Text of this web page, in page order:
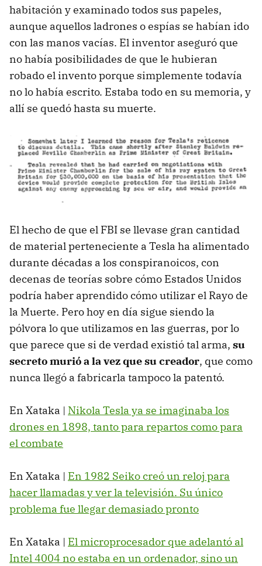
habitación y examinado todos sus papeles,
aunque aquellos ladrones o espías se habían ido
con las manos vacías. El inventor aseguró que
no había posibilidades de que le hubieran
robado el invento porque simplemente todavía
no lo había escrito. Estaba todo en su memoria, y
allí se quedó hasta su muerte.
El hecho de que el FBI se llevase gran cantidad
de material perteneciente a Tesla ha alimentado
durante décadas a los conspiranoicos, con
decenas de teorías sobre cómo Estados Unidos
podría haber aprendido cómo utilizar el Rayo de
la Muerte. Pero hoy en día sigue siendo la
pólvora lo que utilizamos en las guerras, por lo
que parece que si de verdad existió tal arma, su
secreto murió a la vez que su creador, que como
nunca llegó a fabricarla tampoco la patentó.
En Xataka | Nikola Tesla ya se imaginaba los
drones en 1898, tanto para repartos como para
el combate
En Xataka | En 1982 Seiko creó un reloj para
hacer llamadas y ver la televisión. Su único
problema fue llegar demasiado pronto
En Xataka | El microprocesador que adelantó al
Intel 4004 no estaba en un ordenador, sino un